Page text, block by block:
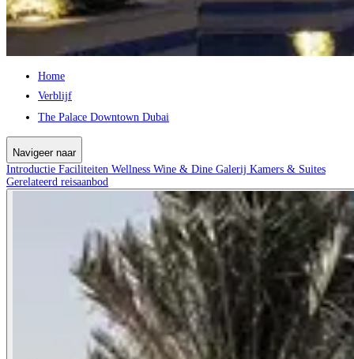
Home
Verblijf
The Palace Downtown Dubai
Navigeer naar
Introductie Faciliteiten Wellness Wine & Dine Galerij Kamers & Suites
Gerelateerd reisaanbod